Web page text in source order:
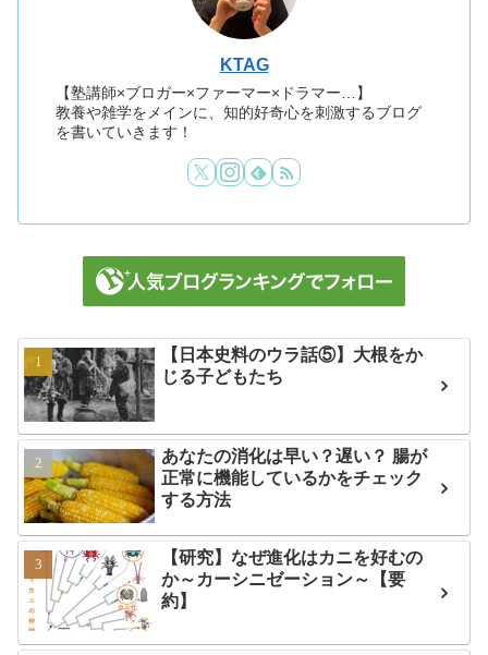
KTAG
【塾講師×ブロガー×ファーマー×ドラマー…】
教養や雑学をメインに、知的好奇心を刺激するブログ
を書いていきます！
【日本史料のウラ話⑤】大根をか
じる子どもたち
あなたの消化は早い？遅い？ 腸が
正常に機能しているかをチェック
する方法
【研究】なぜ進化はカニを好むの
か～カーシニゼーション～【要
約】